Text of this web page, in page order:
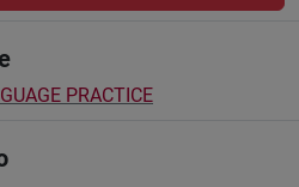
PRACTICE